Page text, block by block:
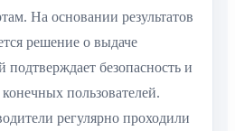
На основании результатов
решение о выдаче
подтверждает безопасность и
пользователей.
регулярно проходили